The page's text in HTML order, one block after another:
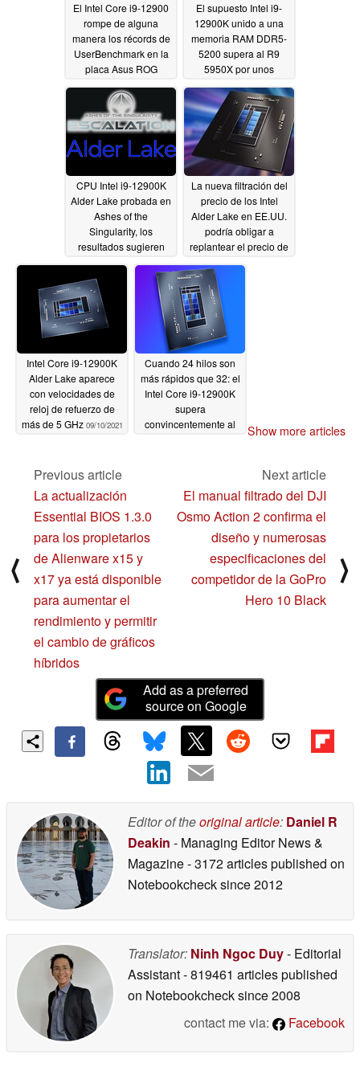
El Intel Core i9-12900
rompe de alguna
manera los récords de
UserBenchmark en la
placa Asus ROG
Extreme a pesar de un
aumento de 4,25 GHz
y un estrangulamiento
masivo de la CPU
El supuesto Intel i9-
12900K unido a una
memoria RAM DDR5-
5200 supera al R9
5950X por unos
puntos en la última
prueba multinúcleo
filtrada de Cinebench
09/23/2021
CPU Intel i9-12900K
Alder Lake probada en
Ashes of the
Singularity, los
resultados sugieren
significativas sobre el
Ryzen 9 5950X de
AMD
La nueva filtración del
precio de los Intel
Alder Lake en EE.UU.
podría obligar a
replantear el precio de
Core i9-12900K cuesta
605 dólares
Intel Core i9-12900K
Alder Lake aparece
con velocidades de
reloj de refuerzo de
más de 5 GHz 09/10/2021
Cuando 24 hilos son
más rápidos que 32: el
Intel Core i9-12900K
supera
convincentemente al
08/29/2021
Show more articles
⟨
Previous article
La actualización
Essential BIOS 1.3.0
para los propietarios
de Alienware x15 y
x17 ya está disponible
para aumentar el
rendimiento y permitir
el cambio de gráficos
híbridos
Next article
El manual filtrado del DJI
Osmo Action 2 confirma el
diseño y numerosas
especificaciones del
competidor de la GoPro
Hero 10 Black
⟩
Add as a preferred
source on Google
Editor of theoriginal article: Daniel R
Deakin - Managing Editor News &
Magazine- 3172 articles published on
Notebookchecksince 2012
Translator: Ninh Ngoc Duy- Editorial
Assistant- 819461 articles published
on Notebookchecksince 2008
contact me via:
Facebook